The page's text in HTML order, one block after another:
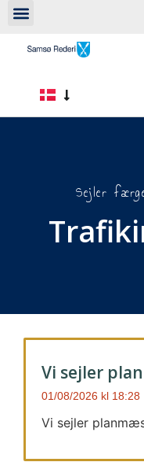
Sejler
Vi sejler
01/08/2026 18:28
Vi sejler